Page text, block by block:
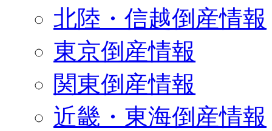
北陸・信越倒産情報
東京倒産情報
関東倒産情報
近畿・東海倒産情報